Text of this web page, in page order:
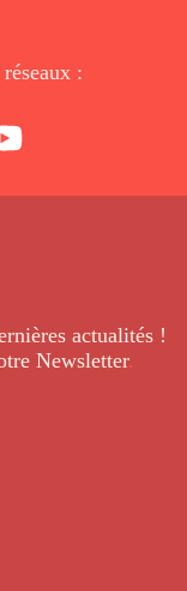
:
actualités !
Newsletter.